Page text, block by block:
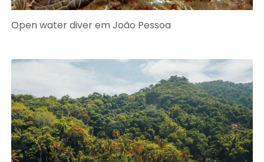
Open water diver em João Pessoa